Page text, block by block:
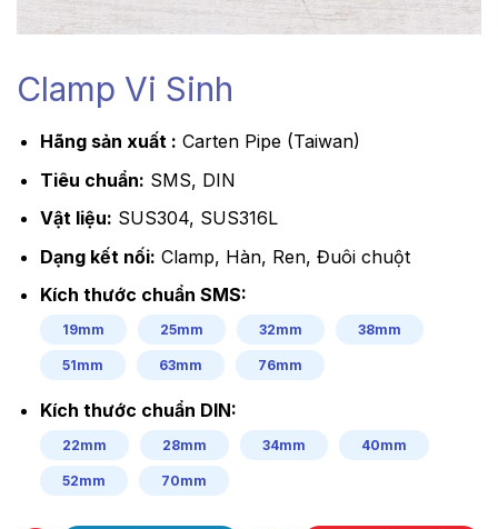
Clamp Vi Sinh
Hãng sản xuất : Carten Pipe (Taiwan)
Tiêu chuẩn: SMS, DIN
Vật liệu: SUS304, SUS316L
Dạng kết nối: Clamp, Hàn, Ren, Đuôi chuột
Kích thước chuẩn SMS:
19mm 25mm 32mm 38mm
51mm 63mm 76mm
Kích thước chuẩn DIN:
22mm 28mm 34mm 40mm
52mm 70mm